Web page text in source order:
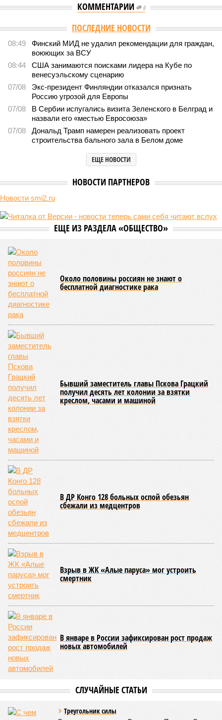
КОММЕНТАРИИ 0
Версия //Общество //
Земля уже не раз показывала человечеству свой
крутой нрав – когда покажет снова?
Земля уже не раз показывала человечеству свой крутой
нрав – когда покажет снова?
771
Последние времена
покажет снова? (фото: АР-ТАСС)
Природа постоянно вступает в противоречие с нами. Ведь пока
она стремится всё на планете держать в балансе, человечество
не особенно церемонится с окружающей средой. Самые
ждут нас со дня на день и чем грозят?
последствия очередного апокалипсиса, искусственно
вызванного группой биологов, называется «Конец всей
этой мерзости». В реальной жизни участия пытливых
исследователей в организации конца света может не
понадобиться: природа сама разберётся, как и где
уменьшить масштабы человеческой популяции.
(фото: en.wikipedia.org)
Да, наша любимая маленькая планета может быть
единственной, где в пределах Солнечной системы есть
полноценная жизнь, но Земля также регулярно пытается
эту жизнь уничтожить. Так уж вышло, что внутренние
процессы на планете включают в себя всевозможные
геологические, метеорологические и физические явления,
которые для человека довольно опасны. Или попросту
смертельны. И вот несколько тому примеров.
Все стихии сразу
Около 100 лет назад в Поднебесной приключилось то, что
у нас назвали бы тридцатью тремя несчастьями. Страну
последовательно поразили: многолетняя засуха, страшный
паводок, невероятные ливни. Несколько миллионов
человек не пережили этот разгул стихий. Вот что тогда
приключилось.
Зима 1931 года выдалась в Китае чрезвычайно
продолжительной и суровой. Снега образовалось огромное
количество – казалось бы, хороший знак после периода
великой суши, продолжавшегося с 1928-го. Но всё
обратилось катастрофой. Снег растаял, устремился в реки,
начался небывалый паводок, быстро обернувшийся
страшным наводнением, которое обильные весенние ливни
только усугубили. К июню всё это преобразовалось в
массовый потоп, в июле же Китай в дополнение накрыло
сразу девятью циклонами. Последствия оказались
невообразимыми: наводнение погребло под собой
территорию в 180 тыс. квадратных километров, что равно
по площади Карелии, шести Курским или Калужским
областям, десятку Чуваший.
В общем, недаром события 1931-го находятся на первом
месте в списке самых смертоносных стихийных бедствий,
когда-либо происходивших на планете. Число
пострадавших в тот год достигло 53 млн человек, число